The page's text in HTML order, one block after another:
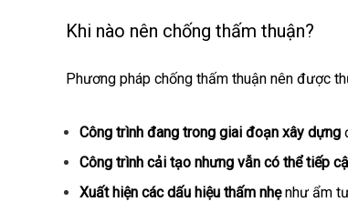
Khi nào nên chống thấm thuận?
Phương pháp chống thấm thuận nên được
Công trình đang trong giai đoạn xây dựng
Công trình cải tạo nhưng vẫn có thể tiếp
Xuất hiện các dấu hiệu thấm nhẹnhư ẩm